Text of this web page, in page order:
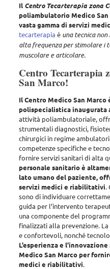
Il Centro Tecarterapia zona
poliambulatorio Medico
vasta gamma di servizi
tecarterapia è una tecnica non
alta frequenza per stimolare i
muscolare e articolare.
Centro Tecarterapia
San Marco!
Il Centro Medico San
polispecialistica inaugurata
attività poliambulatoriale,
strumentali diagnostici,
chirurgici in regime
competenze specifiche e
fornire servizi sanitari di alta
personale sanitario è
lato umano del paziente,
servizi medici e riabilitativi.
sono di individuare
guida per l’intervento
una componente del
finalizzati alla prevenzione.
e confortevoli, nonché
L’esperienza e
Medico San Marco per
medici e riabilitativi.